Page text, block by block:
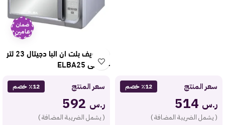
سعر المنتج ٪12 خصم
ر.س
( يشمل الضريبة المضافة )
ضمان
عامين
ميكرويف بلت ان البا دجيتال 23 لتر
– فضي ELBA25
سعر المنتج ٪12 خصم
ر.س
( يشمل الضريبة المضافة )